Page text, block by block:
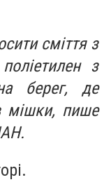
сміття з
з
берег, де
мішки, пише